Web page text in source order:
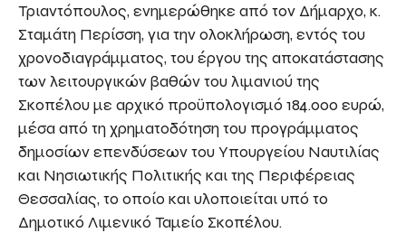
Τριαντόπουλος, ενημερώθηκε από τον Δήμαρχο, κ.
Σταμάτη Περίσση, για την ολοκλήρωση, εντός του
χρονοδιαγράμματος, του έργου της αποκατάστασης
των λειτουργικών βαθών του λιμανιού της
Σκοπέλου με αρχικό προϋπολογισμό 184.000 ευρώ,
μέσα από τη χρηματοδότηση του προγράμματος
δημοσίων επενδύσεων του Υπουργείου Ναυτιλίας
και Νησιωτικής Πολιτικής και της Περιφέρειας
Θεσσαλίας, το οποίο και υλοποιείται υπό το
Δημοτικό Λιμενικό Ταμείο Σκοπέλου.